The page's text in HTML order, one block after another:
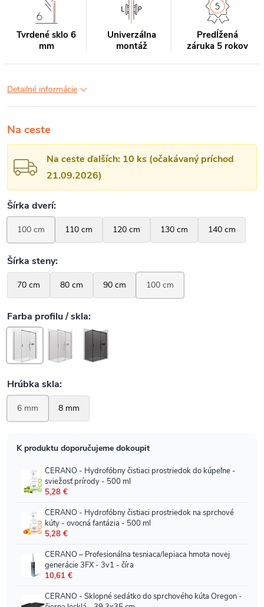
Tvrdené sklo 6
mm
Univerzálna
montáž
Predĺžená
záruka 5 rokov
Detailné informácie
Na ceste
Na ceste ďalších: 10 ks (očakávaný príchod
21.09.2026)